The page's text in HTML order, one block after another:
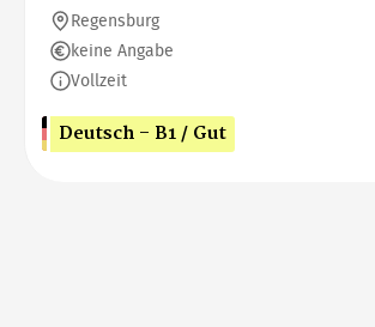
Regensburg
keine Angabe
Vollzeit
Deutsch - B1 / Gut